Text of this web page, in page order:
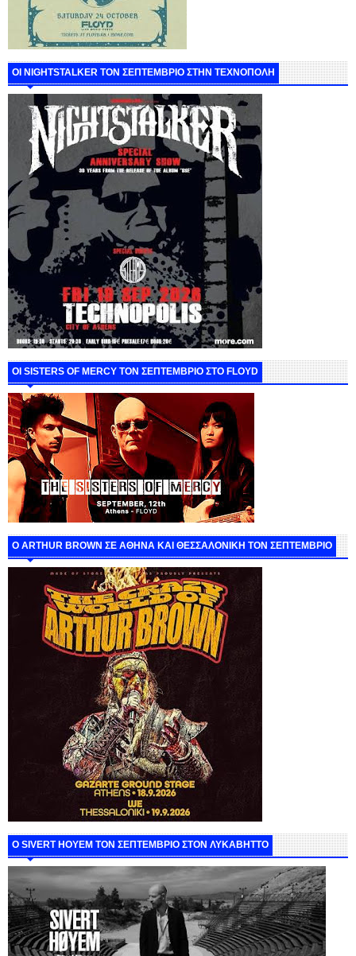
ΟΙ NIGHTSTALKER ΤΟΝ ΣΕΠΤΕΜΒΡΙΟ ΣΤΗΝ ΤΕΧΝΟΠΟΛΗ
ΟΙ SISTERS OF MERCY ΤΟΝ ΣΕΠΤΕΜΒΡΙΟ ΣΤΟ FLOYD
O ARTHUR BROWN ΣΕ ΑΘΗΝΑ ΚΑΙ ΘΕΣΣΑΛΟΝΙΚΗ ΤΟΝ ΣΕΠΤΕΜΒΡΙΟ
Ο SIVERT HOYEM ΤΟΝ ΣΕΠΤΕΜΒΡΙΟ ΣΤΟΝ ΛΥΚΑΒΗΤΤΟ